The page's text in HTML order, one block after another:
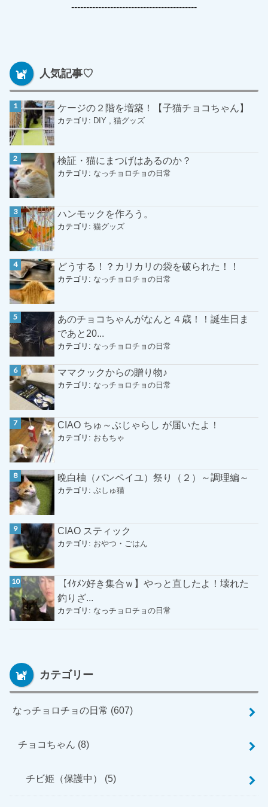
------------------------------------------
人気記事♡
ケージの２階を増築！【子猫チョコちゃん】
カテゴリ: DIY ,猫グッズ
検証・猫にまつげはあるのか？
カテゴリ: なっチョロチョの日常
ハンモックを作ろう。
カテゴリ:猫グッズ
どうする！？カリカリの袋を破られた！！
カテゴリ: なっチョロチョの日常
あのチョコちゃんがなんと４歳！！誕生日ま
であと20...
カテゴリ: なっチョロチョの日常
ママクックからの贈り物♪
カテゴリ: なっチョロチョの日常
CIAO ちゅ～ぶじゃらし が届いたよ！
カテゴリ: おもちゃ
晩白柚（バンペイユ）祭り（２）～調理編～
カテゴリ:ぷしゅ猫
CIAO スティック
カテゴリ: おやつ・ごはん
【ｲｹﾒﾝ好き集合ｗ】やっと直したよ！壊れた
釣りざ...
カテゴリ: なっチョロチョの日常
カテゴリー
なっチョロチョの日常 (607)
チョコちゃん (8)
チビ姫（保護中） (5)